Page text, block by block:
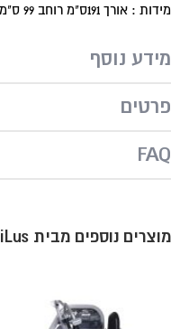
מידות : אורך 191ס"מ רוחב 99 ס"מ גובה 170 ס"מ
מידע נוסף
פרטים
FAQ
מוצרים נוספים מבית NautiLus